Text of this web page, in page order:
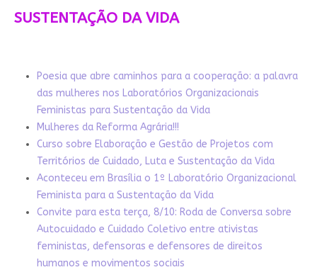
SUSTENTAÇÃO DA VIDA
Poesia que abre caminhos para a cooperação: a palavra
das mulheres nos Laboratórios Organizacionais
Feministas para Sustentação da Vida
Mulheres da Reforma Agrária!!!
Curso sobre Elaboração e Gestão de Projetos com
Territórios de Cuidado, Luta e Sustentação da Vida
Aconteceu em Brasília o 1º Laboratório Organizacional
Feminista para a Sustentação da Vida
Convite para esta terça, 8/10: Roda de Conversa sobre
Autocuidado e Cuidado Coletivo entre ativistas
feministas, defensoras e defensores de direitos
humanos e movimentos sociais